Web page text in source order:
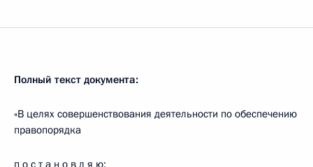
Полный текст документа:
«В целях совершенствования деятельности по обеспечению
правопорядка
п о с т а н о в л я ю: